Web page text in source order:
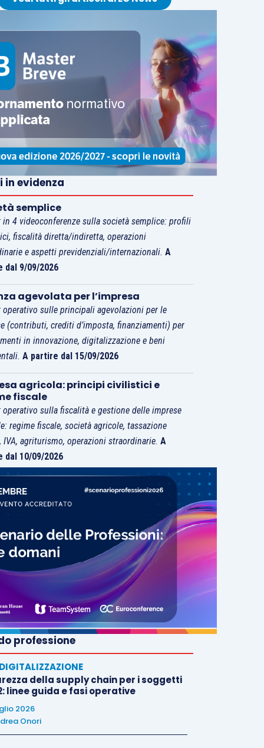
in evidenza
semplice
in 4 videoconferenze sulla società semplice: profili
fiscalità diretta/indiretta, operazioni
e aspetti previdenziali/internazionali.A
dal 9/09/2026
agevolata per l’impresa
operativo sulle principali agevolazioni per le
(contributi, crediti d’imposta, finanziamenti) per
in innovazione, digitalizzazione e beni
A partire dal 15/09/2026
agricola: principi civilistici e
fiscale
operativo sulla fiscalità e gestione delle imprese
regime fiscale, società agricole, tassazione
IVA, agriturismo, operazioni straordinarie.A
dal 10/09/2026
professione
della supply chain per i soggetti
linee guida e fasi operative
2026
Onori